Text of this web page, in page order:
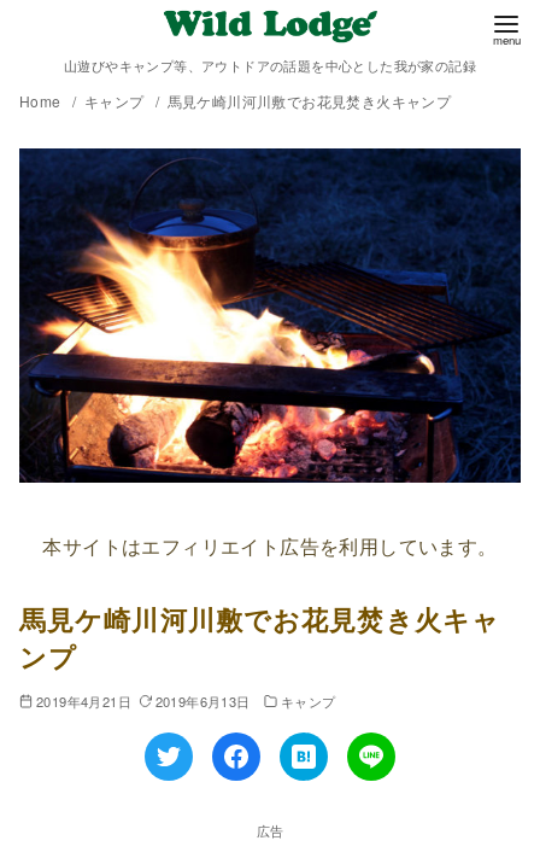
山遊びやキャンプ等、アウトドアの話題を中心とした我が家の記録
Home キャンプ 馬見ケ崎川河川敷でお花見焚き火キャンプ
本サイトはエフィリエイト広告を利用しています。
馬見ケ崎川河川敷でお花見焚き火キャ
ンプ
2019年4月21日 2019年6月13日 キャンプ
広告